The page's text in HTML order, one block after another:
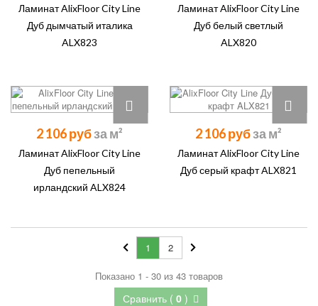
Ламинат AlixFloor City Line
Дуб дымчатый италика
ALX823
Ламинат AlixFloor City Line
Дуб белый светлый
ALX820
2 106 руб
Ламинат AlixFloor City Line
Дуб пепельный
ирландский ALX824
2 106 руб
Ламинат AlixFloor City Line
Дуб серый крафт ALX821
Сравнить ( 0 )
1 2
Показано 1 - 30 из 43 товаров